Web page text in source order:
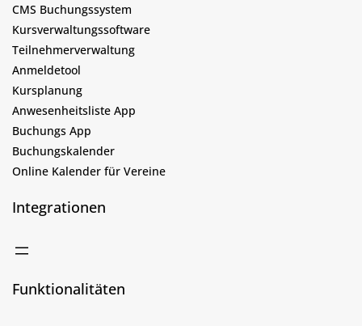
CMS Buchungssystem
Kursverwaltungssoftware
Teilnehmerverwaltung
Anmeldetool
Kursplanung
Anwesenheitsliste App
Buchungs App
Buchungskalender
Online Kalender für Vereine
Integrationen
Funktionalitäten